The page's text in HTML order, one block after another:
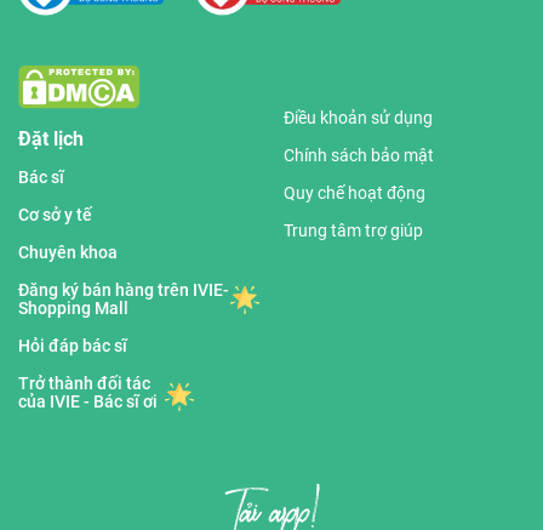
Đặt lịch
Bác sĩ
Cơ sở y tế
Chuyên khoa
Đăng ký bán hàng trên IVIE-
Shopping Mall
Hỏi đáp bác sĩ
Trở thành đối tác
của IVIE - Bác sĩ ơi
Điều khoản sử dụng
Chính sách bảo mật
Quy chế hoạt động
Trung tâm trợ giúp